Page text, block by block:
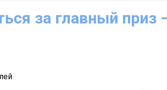
за главный приз